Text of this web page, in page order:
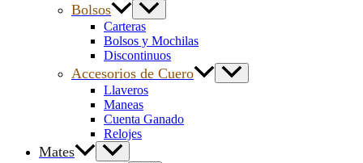
Bolsos
Carteras
Bolsos y Mochilas
Discontinuos
Accesorios de Cuero
Llaveros
Maneas
Cuenta Ganado
Relojes
Mates